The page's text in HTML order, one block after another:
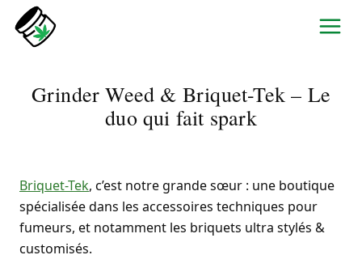
Aller
contenu
Grinder Weed & Briquet-Tek – Le
duo qui fait spark
Briquet-Tek, c’est notre grande sœur : une boutique
spécialisée dans les accessoires techniques pour
fumeurs, et notamment les briquets ultra stylés &
customisés.